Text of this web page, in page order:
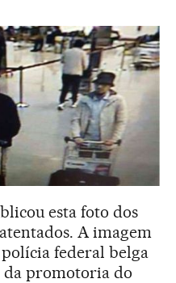
esta foto dos
A imagem
federal belga
da promotoria do